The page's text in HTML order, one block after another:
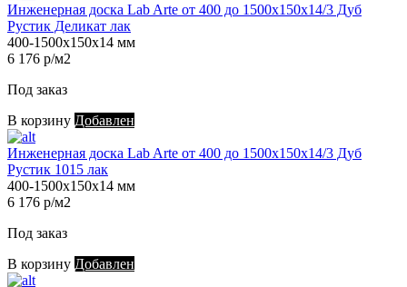
Инженерная доска Lab Arte от 400 до 1500х150х14/3 Дуб
Рустик Деликат лак
400-1500х150х14 мм
6 176 р/м2
Под заказ
В корзину Добавлен
Инженерная доска Lab Arte от 400 до 1500х150х14/3 Дуб
Рустик 1015 лак
400-1500х150х14 мм
6 176 р/м2
Под заказ
В корзину Добавлен